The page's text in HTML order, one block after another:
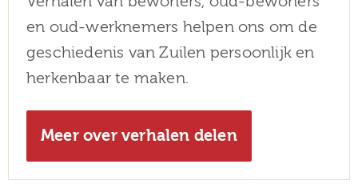
en oud-werknemers helpen ons om de
geschiedenis van Zuilen persoonlijk en
herkenbaar te maken.
Meer over verhalen delen